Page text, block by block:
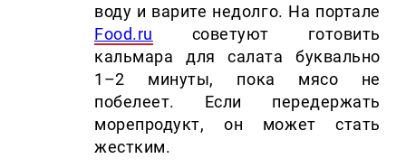
воду и варите недолго. На портале
Food.ru советуют готовить
кальмара для салата буквально
1–2 минуты, пока мясо не
побелеет. Если передержать
морепродукт, он может стать
жестким.